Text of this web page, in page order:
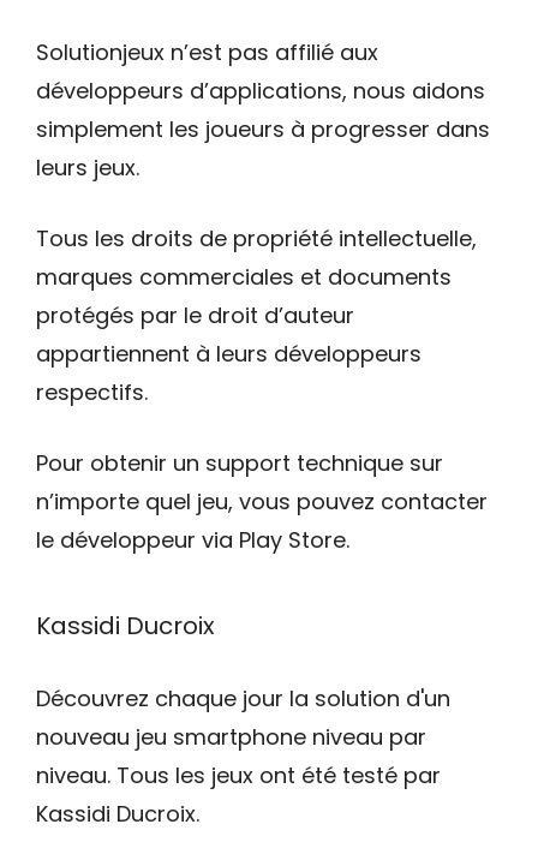
Solutionjeux n’est pas affilié aux
développeurs d’applications, nous aidons
simplement les joueurs à progresser dans
leurs jeux.
Tous les droits de propriété intellectuelle,
marques commerciales et documents
protégés par le droit d’auteur
appartiennent à leurs développeurs
respectifs.
Pour obtenir un support technique sur
n’importe quel jeu, vous pouvez contacter
le développeur via Play Store.
Kassidi Ducroix
Découvrez chaque jour la solution d'un
nouveau jeu smartphone niveau par
niveau. Tous les jeux ont été testé par
Kassidi Ducroix.